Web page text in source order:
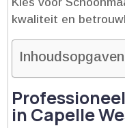
Kies voor
kwaliteit en
Inhoudsopgaven
in Capelle